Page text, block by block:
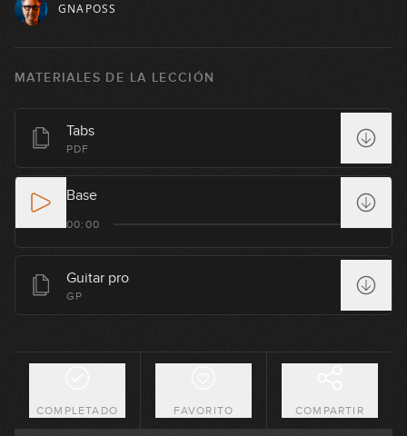
GNAPOSS
MATERIALES DE LA LECCIÓN
Tabs
PDF
Base
00:00
Guitar pro
GP
COMPLETADO FAVORITO COMPARTIR
12:04
09:29
04:35
#48 Groove Palm Mute Pop-Rock en
11:29
#50 Groove Pop-Funk en Em